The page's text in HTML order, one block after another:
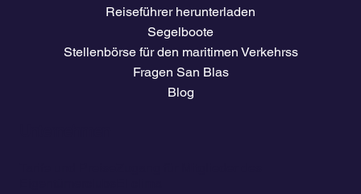
Reiseführer herunterladen
Segelboote
Stellenbörse für den maritimen Verkehrss
Fragen San Blas
Blog